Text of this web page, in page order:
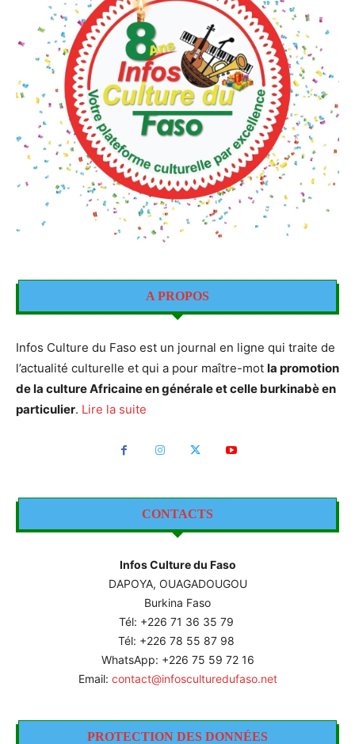
A PROPOS
Infos Culture du Faso est un journal en ligne qui traite de
l’actualité culturelle et qui a pour maître-mot la promotion
de la culture Africaine en générale et celle burkinabè en
particulier. Lire la suite
CONTACTS
Infos Culture du Faso
DAPOYA, OUAGADOUGOU
Burkina Faso
Tél: +226 71 36 35 79
Tél: +226 78 55 87 98
WhatsApp: +226 75 59 72 16
Email: contact@infosculturedufaso.net
PROTECTION DES DONNÉES